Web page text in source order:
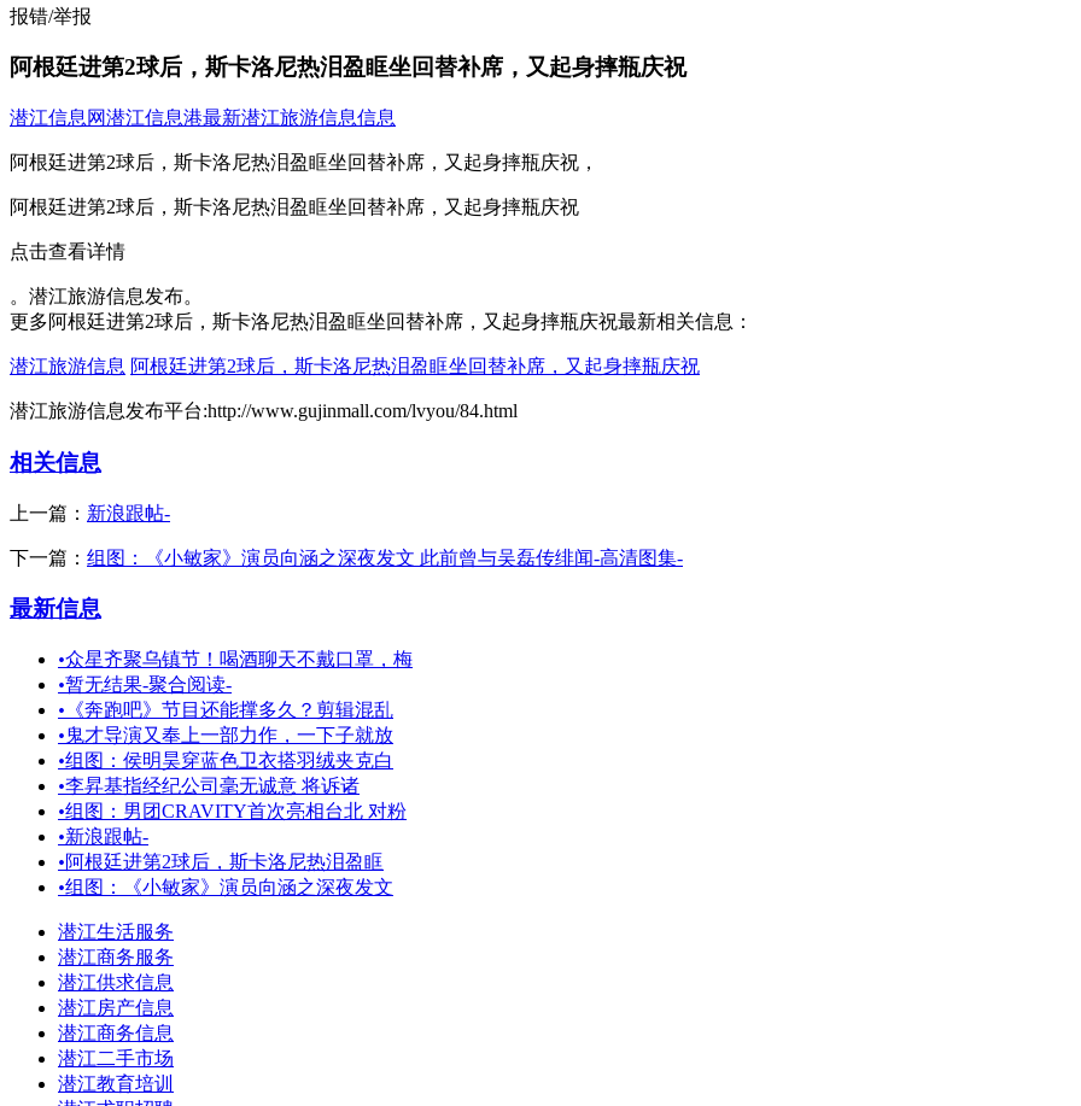
报错/举报
阿根廷进第2球后，斯卡洛尼热泪盈眶坐回替补席，又起身摔瓶庆祝
潜江信息网潜江信息港最新潜江旅游信息信息
阿根廷进第2球后，斯卡洛尼热泪盈眶坐回替补席，又起身摔瓶庆祝，
阿根廷进第2球后，斯卡洛尼热泪盈眶坐回替补席，又起身摔瓶庆祝
点击查看详情
。潜江旅游信息发布。
更多阿根廷进第2球后，斯卡洛尼热泪盈眶坐回替补席，又起身摔瓶庆祝最新相关信息：
潜江旅游信息 阿根廷进第2球后，斯卡洛尼热泪盈眶坐回替补席，又起身摔瓶庆祝
潜江旅游信息发布平台:http://www.gujinmall.com/lvyou/84.html
相关信息
上一篇： 新浪跟帖-
下一篇： 组图：《小敏家》演员向涵之深夜发文 此前曾与吴磊传绯闻-高清图集-
最新信息
•众星齐聚乌镇节！喝酒聊天不戴口罩，梅
•暂无结果-聚合阅读-
• 《奔跑吧》节目还能撑多久？剪辑混乱
•鬼才导演又奉上一部力作，一下子就放
•组图：侯明昊穿蓝色卫衣搭羽绒夹克白
•李昇基指经纪公司毫无诚意 将诉诸
•组图：男团CRAVITY首次亮相台北 对粉
•新浪跟帖-
•阿根廷进第2球后，斯卡洛尼热泪盈眶
•组图：《小敏家》演员向涵之深夜发文
潜江生活服务
潜江商务服务
潜江供求信息
潜江房产信息
潜江商务信息
潜江二手市场
潜江教育培训